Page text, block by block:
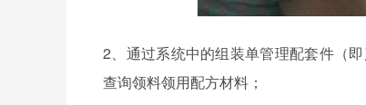
2、通过系统中的组装单管理配套件（
查询领料领用配方材料；